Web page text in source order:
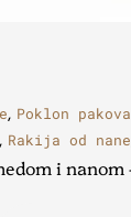
, Poklon
, Rakija od nane
i